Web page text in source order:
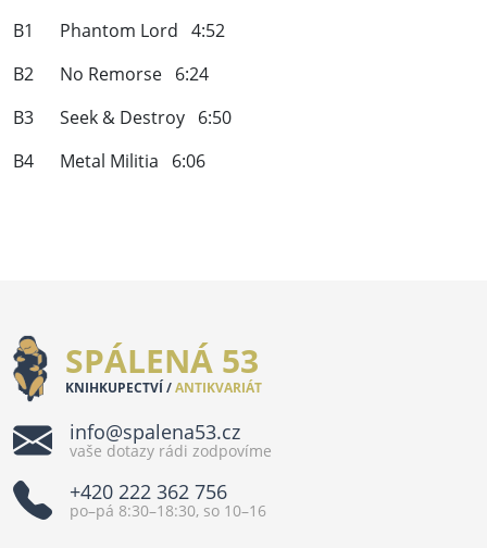
B1 Phantom Lord 4:52
B2 No Remorse 6:24
B3 Seek & Destroy 6:50
B4 Metal Militia 6:06
SPÁLENÁ 53
KNIHKUPECTVÍ /ANTIKVARIÁT
info@spalena53.cz
vaše dotazy rádi zodpovíme
+420 222 362 756
po–pá 8:30–18:30, so 10–16